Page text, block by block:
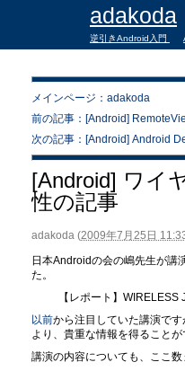
adakoda
逆引きAndroid入門
メインページ：adakoda
前の記事：[Android]
次の記事：[Android] Android
[Android] ワイ
性の記事
adakoda (2009年7月25日
日本Androidの会の嶋先生が講
た。
【レポート】
以前から注目していた講演で
より、貴重な情報を得ること
講演の内容についても、ここ